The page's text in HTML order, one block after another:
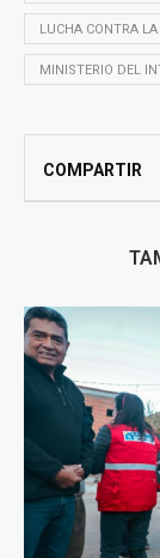
LUCHA CONTRA
MINISTERIO DEL
COMPARTIR